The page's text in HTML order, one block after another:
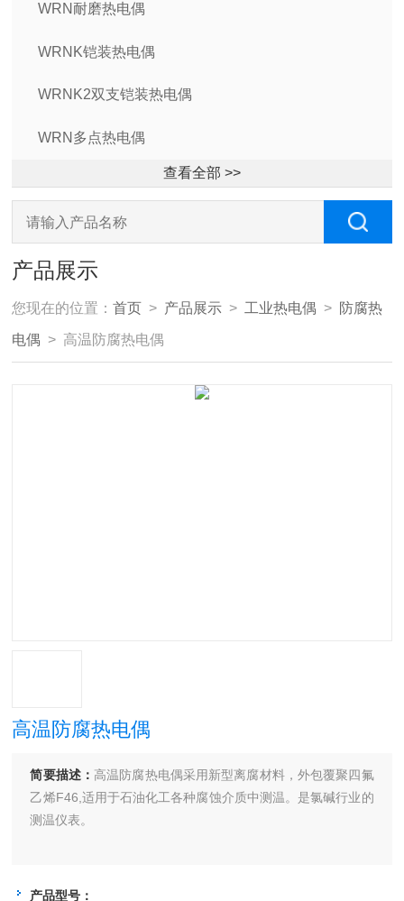
WRN耐磨热电偶
WRNK铠装热电偶
WRNK2双支铠装热电偶
WRN多点热电偶
查看全部 >>
产品展示
您现在的位置：首页 > 产品展示 > 工业热电偶 > 防腐热
电偶 > 高温防腐热电偶
高温防腐热电偶
简要描述： 高温防腐热电偶采用新型离腐材料，外包覆聚四氟
乙烯F46,适用于石油化工各种腐蚀介质中测温。是氯碱行业的
测温仪表。
产品型号：